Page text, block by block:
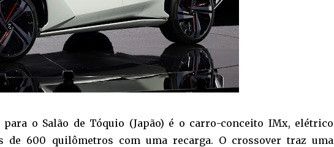
o Salão de Tóquio (Japão) é o carro-conceito IMx, elétrico
de 600 quilômetros com uma recarga. O crossover traz uma